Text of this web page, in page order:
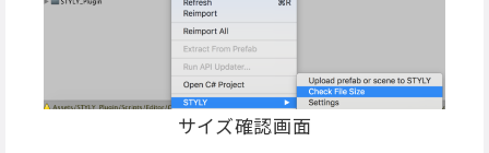
サイズ確認画面